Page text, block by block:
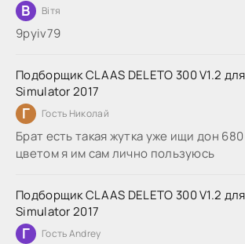
В Вітя
9руіv79
Подборщик CLAAS DELETO 300 V1.2
Simulator 2017
Г Гость Николай
Брат есть такая жутка уже ищи дон
цветом я им сам лично пользуюсь
Подборщик CLAAS DELETO 300 V1.2
Simulator 2017
Г Гость Andrey